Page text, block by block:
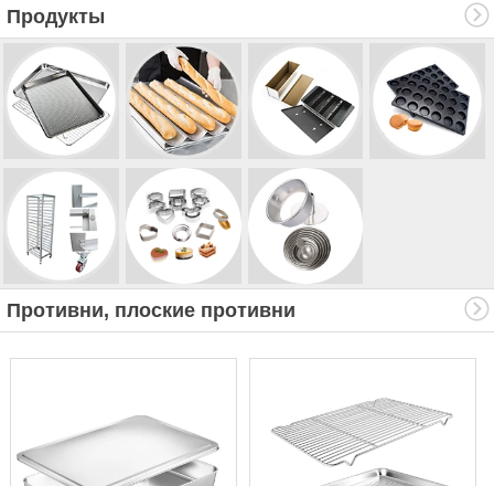
Продукты
Противни, плоские противни